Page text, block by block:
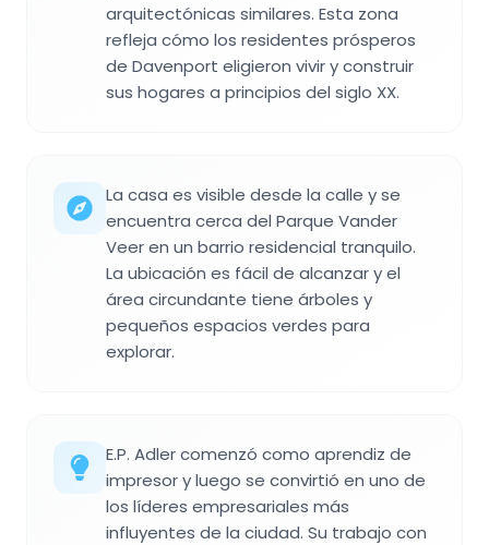
arquitectónicas similares. Esta zona
refleja cómo los residentes prósperos
de Davenport eligieron vivir y construir
sus hogares a principios del siglo XX.
La casa es visible desde la calle y se
encuentra cerca del Parque Vander
Veer en un barrio residencial tranquilo.
La ubicación es fácil de alcanzar y el
área circundante tiene árboles y
pequeños espacios verdes para
explorar.
E.P. Adler comenzó como aprendiz de
impresor y luego se convirtió en uno de
los líderes empresariales más
influyentes de la ciudad. Su trabajo con